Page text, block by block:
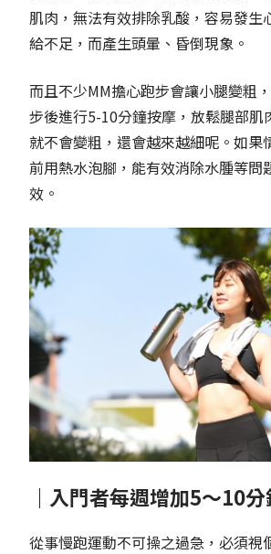
肌肉，無法有效排除乳酸，容易發生
給不足，而產生頭暈、昏倒現象。
而且不少MM擔心跑步會讓小腿變粗
步後進行5-10分鐘按摩，放鬆腿部肌
就不會變粗，還會越來越細呢。如果
前用熱水泡腳，能有效消除水腫等問
效。
｜入門者每週增加5～10
從事慢跑運動不可操之過急，必須視